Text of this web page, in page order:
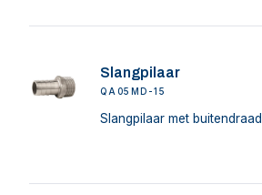
Slangpilaar
QA05MD-15
Slangpilaar met buitendraad